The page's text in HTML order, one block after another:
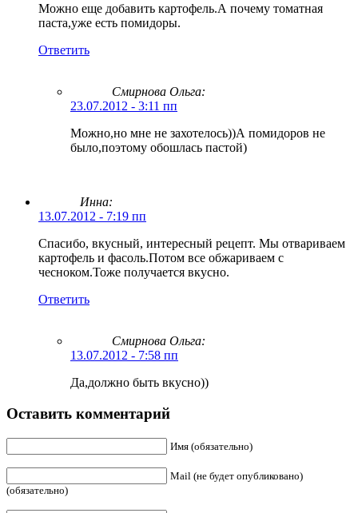
Можно еще добавить картофель.А почему томатная
паста,уже есть помидоры.
Ответить
Смирнова Ольга:
23.07.2012 - 3:11 пп
Можно,но мне не захотелось))А помидоров не
было,поэтому обошлась пастой)
Инна:
13.07.2012 - 7:19 пп
Спасибо, вкусный, интересный рецепт. Мы отвариваем
картофель и фасоль.Потом все обжариваем с
чесноком.Тоже получается вкусно.
Ответить
Смирнова Ольга:
13.07.2012 - 7:58 пп
Да,должно быть вкусно))
Оставить комментарий
Имя (обязательно)
Mail (не будет опубликовано)
(обязательно)